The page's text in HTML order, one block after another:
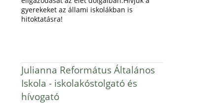
gyerekeket az állami iskolákban is
hitoktatásra!
Julianna Református Általános
Iskola - iskolakóstolgató és
hívogató